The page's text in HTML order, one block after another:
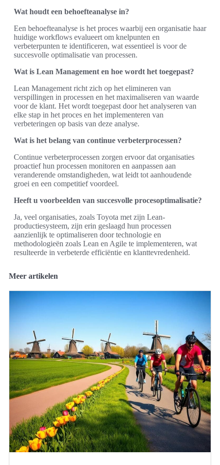
Wat houdt een behoefteanalyse in?
Een behoefteanalyse is het proces waarbij een organisatie haar
huidige workflows evalueert om knelpunten en
verbeterpunten te identificeren, wat essentieel is voor de
succesvolle optimalisatie van processen.
Wat is Lean Management en hoe wordt het toegepast?
Lean Management richt zich op het elimineren van
verspillingen in processen en het maximaliseren van waarde
voor de klant. Het wordt toegepast door het analyseren van
elke stap in het proces en het implementeren van
verbeteringen op basis van deze analyse.
Wat is het belang van continue verbeterprocessen?
Continue verbeterprocessen zorgen ervoor dat organisaties
proactief hun processen monitoren en aanpassen aan
veranderende omstandigheden, wat leidt tot aanhoudende
groei en een competitief voordeel.
Heeft u voorbeelden van succesvolle procesoptimalisatie?
Ja, veel organisaties, zoals Toyota met zijn Lean-
productiesysteem, zijn erin geslaagd hun processen
aanzienlijk te optimaliseren door technologie en
methodologieën zoals Lean en Agile te implementeren, wat
resulteerde in verbeterde efficiëntie en klanttevredenheid.
Meer artikelen